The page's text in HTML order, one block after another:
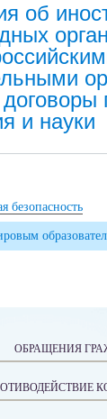
об
и науки
безопасность
ОБРАЩЕНИЯ